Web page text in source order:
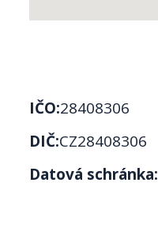
IČO:28408306
DIČ:CZ28408306
Datová schránka: